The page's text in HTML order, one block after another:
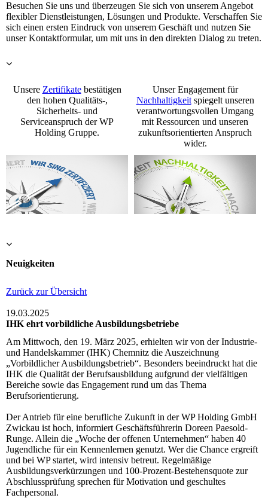
Besuchen Sie uns und überzeugen Sie sich von unserem Angebot
flexibler Dienstleistungen, Lösungen und Produkte. Verschaffen Sie
sich einen ersten Eindruck von unserem Geschäft und nutzen Sie
unser Kontaktformular, um mit uns in den direkten Dialog zu treten.
Unsere Zertifikatebestätigen
den hohen Qualitäts-,
Sicherheits- und
Serviceanspruch der WP
Holding Gruppe.
Unser Engagement für
Nachhaltigkeitspiegelt unseren
verantwortungsvollen Umgang
mit Ressourcen und unseren
zukunftsorientierten Anspruch
wider.
Neuigkeiten
Zurück zur Übersicht
19.03.2025
IHK ehrt vorbildliche Ausbildungsbetriebe
Am Mittwoch, den 19. März 2025, erhielten wir von der Industrie-
und Handelskammer (IHK) Chemnitz die Auszeichnung
„Vorbildlicher Ausbildungsbetrieb“. Besonders beeindruckt hat die
IHK die Qualität der Berufsausbildung aufgrund der vielfältigen
Bereiche sowie das Engagement rund um das Thema
Berufsorientierung.
Der Antrieb für eine berufliche Zukunft in der WP Holding GmbH
Zwickau ist hoch, informiert Geschäftsführerin Doreen Paesold-
Runge. Allein die „Woche der offenen Unternehmen“ haben 40
Jugendliche für ein Kennenlernen genutzt. Wer die Chance ergreift
und bei WP startet, wird intensiv betreut. Regelmäßige
Ausbildungsverkürzungen und 100-Prozent-Bestehensquote zur
Abschlussprüfung sprechen für Motivation und geschultes
Fachpersonal.